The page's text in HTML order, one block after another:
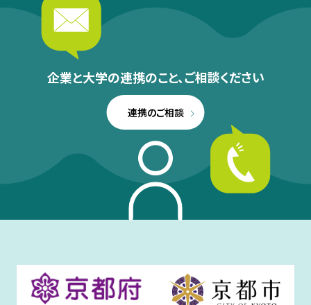
企業と大学の連携のこと、ご相談ください
連携のご相談